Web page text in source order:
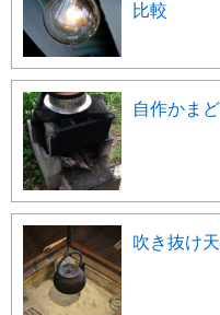
比較
自作かま
吹き抜け